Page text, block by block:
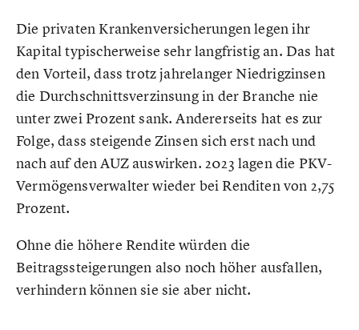
Die privaten Krankenversicherungen legen ihr
Kapital typischerweise sehr langfristig an. Das hat
den Vorteil, dass trotz jahrelanger Niedrigzinsen
die Durchschnittsverzinsung in der Branche nie
unter zwei Prozent sank. Andererseits hat es zur
Folge, dass steigende Zinsen sich erst nach und
nach auf den AUZ auswirken. 2023 lagen die PKV-
Vermögensverwalter wieder bei Renditen von 2,75
Prozent.
Ohne die höhere Rendite würden die
Beitragssteigerungen also noch höher ausfallen,
verhindern können sie sie aber nicht.